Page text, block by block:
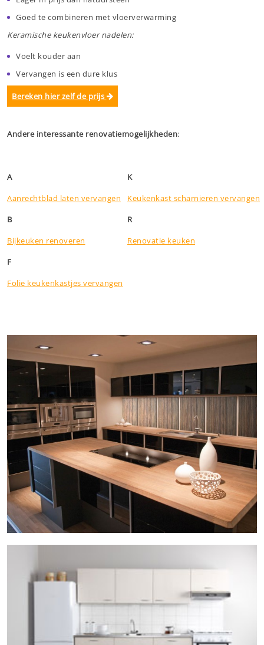
Goed te combineren met vloerverwarming
Keramische keukenvloer nadelen:
Voelt kouder aan
Vervangen is een dure klus
Bereken hier zelf de prijs
Andere interessante renovatiemogelijkheden:
A
Aanrechtblad laten vervangen
B
Bijkeuken renoveren
F
Folie keukenkastjes vervangen
K
Keukenkast scharnieren vervangen
R
Renovatie keuken